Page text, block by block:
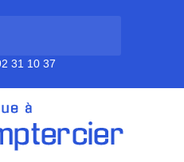
31 10 37